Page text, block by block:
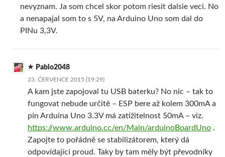
nevyznam. Ja som chcel skor potom riesit dalsie veci. No
a nenapajal som to s 5V, na Arduino Uno som dal do
PINu 3,3V.
Pablo2048
23. ČERVENCE 2015 (19:29)
A kam jste zapojoval tu USB baterku? No nic – tak to
fungovat nebude určitě – ESP bere až kolem 300mA a
pin Arduina Uno 3.3V má zatížitelnost 50mA – viz.
https://www.arduino.cc/en/Main/arduinoBoardUno .
Zapojte to pořádně se stabilizátorem, který dá
odpovídající proud. Taky by tam měly být převodníky